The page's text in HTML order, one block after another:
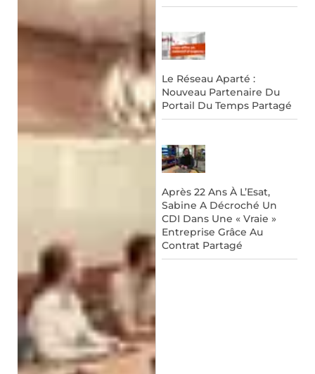
Le Réseau Aparté :
Nouveau Partenaire Du
Portail Du Temps Partagé
Après 22 Ans À L’Esat,
Sabine A Décroché Un
CDI Dans Une « Vraie »
Entreprise Grâce Au
Contrat Partagé